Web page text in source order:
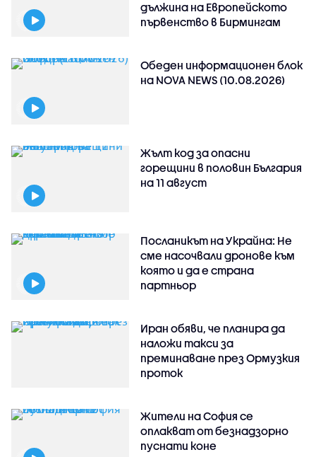
дължина на Европейското
първенство в Бирмингам
Обеден информационен блок
на NOVA NEWS (10.08.2026)
Жълт код за опасни
горещини в половин България
на 11 август
Посланикът на Украйна: Не
сме насочвали дронове към
която и да е страна
партньор
Иран обяви, че планира да
наложи такси за
преминаване през Ормузкия
проток
Жители на София се
оплакват от безнадзорно
пуснати коне